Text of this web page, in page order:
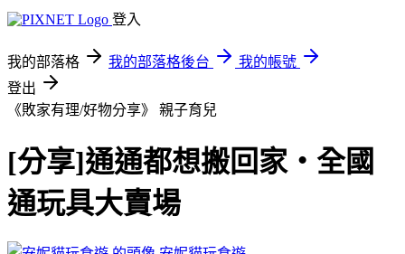
登入
我的部落格 我的部落格後台
我的帳號
登出
《敗家有理/好物分享》 親子育兒
[分享]通通都想搬回家‧全國
通玩具大賣場